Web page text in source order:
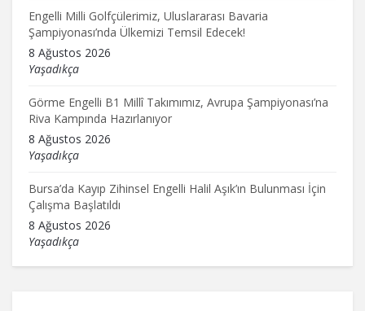
Engelli Milli Golfçülerimiz, Uluslararası Bavaria
Şampiyonası’nda Ülkemizi Temsil Edecek!
8 Ağustos 2026
Yaşadıkça
Görme Engelli B1 Millî Takımımız, Avrupa Şampiyonası’na
Riva Kampında Hazırlanıyor
8 Ağustos 2026
Yaşadıkça
Bursa’da Kayıp Zihinsel Engelli Halil Aşık’ın Bulunması İçin
Çalışma Başlatıldı
8 Ağustos 2026
Yaşadıkça